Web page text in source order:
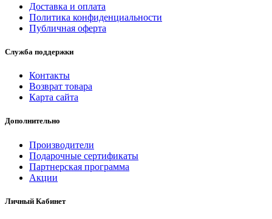
Доставка и оплата
Политика конфиденциальности
Публичная оферта
Служба поддержки
Контакты
Возврат товара
Карта сайта
Дополнительно
Производители
Подарочные сертификаты
Партнерская программа
Акции
Личный Кабинет